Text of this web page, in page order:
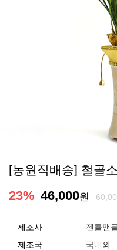
[농원직배송] 철골
23% 46,000원
제조사
젠틀맨
제조국
국내외